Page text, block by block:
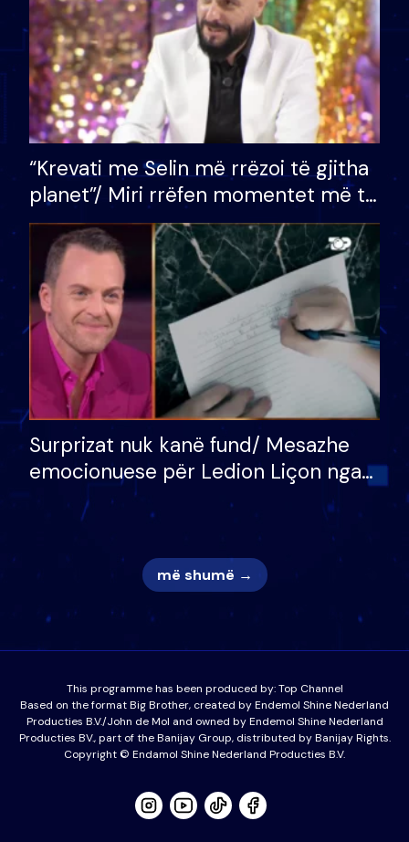
“Krevati me Selin më rrëzoi të gjitha
planet”/ Miri rrëfen momentet më të
bukura në shtëpinë e BB VIP: Do më
mungojë zilja e mëngjesit kur…
Surprizat nuk kanë fund/ Mesazhe
emocionuese për Ledion Liçon nga
nëna dhe fëmijët e tij, moderatori
nuk i mban dot lotët: Nuk meritoj…
më shumë →
This programme has been produced by:Top Channel
Based on the format Big Brother, created by Endemol Shine Nederland
Producties B.V./John de Mol and owned by Endemol Shine Nederland
Producties BV., part of the Banijay Group, distributed by Banijay Rights.
Copyright © Endamol Shine Nederland Producties B.V.